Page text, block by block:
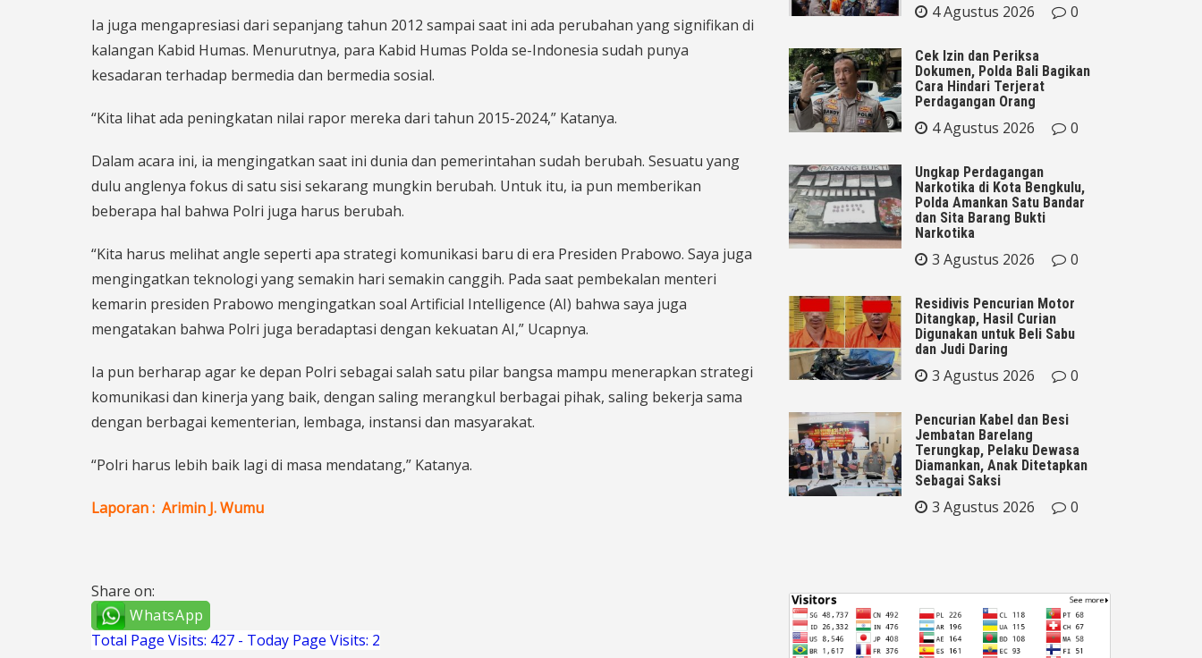
Ia juga mengapresiasi dari sepanjang tahun 2012 sampai saat ini ada perubahan yang signifikan di
kalangan Kabid Humas. Menurutnya, para Kabid Humas Polda se-Indonesia sudah punya
kesadaran terhadap bermedia dan bermedia sosial.
“Kita lihat ada peningkatan nilai rapor mereka dari tahun 2015-2024,” Katanya.
Dalam acara ini, ia mengingatkan saat ini dunia dan pemerintahan sudah berubah. Sesuatu yang
dulu anglenya fokus di satu sisi sekarang mungkin berubah. Untuk itu, ia pun memberikan
beberapa hal bahwa Polri juga harus berubah.
“Kita harus melihat angle seperti apa strategi komunikasi baru di era Presiden Prabowo. Saya juga
mengingatkan teknologi yang semakin hari semakin canggih. Pada saat pembekalan menteri
kemarin presiden Prabowo mengingatkan soal Artificial Intelligence (AI) bahwa saya juga
mengatakan bahwa Polri juga beradaptasi dengan kekuatan AI,” Ucapnya.
Ia pun berharap agar ke depan Polri sebagai salah satu pilar bangsa mampu menerapkan strategi
komunikasi dan kinerja yang baik, dengan saling merangkul berbagai pihak, saling bekerja sama
dengan berbagai kementerian, lembaga, instansi dan masyarakat.
“Polri harus lebih baik lagi di masa mendatang,” Katanya.
Laporan : Arimin J. Wumu
Share on:
WhatsApp
Total Page Visits: 427 - Today Page Visits: 2
4 Agustus 2026 0
Cek Izin dan Periksa
Dokumen, Polda Bali Bagikan
Cara Hindari Terjerat
Perdagangan Orang
4 Agustus 2026 0
Ungkap Perdagangan
Narkotika di Kota Bengkulu,
Polda Amankan Satu Bandar
dan Sita Barang Bukti
Narkotika
3 Agustus 2026 0
Residivis Pencurian Motor
Ditangkap, Hasil Curian
Digunakan untuk Beli Sabu
dan Judi Daring
3 Agustus 2026 0
Pencurian Kabel dan Besi
Jembatan Barelang
Terungkap, Pelaku Dewasa
Diamankan, Anak Ditetapkan
Sebagai Saksi
3 Agustus 2026 0